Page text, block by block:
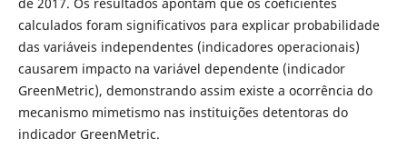
de 2017. Os resultados apontam que os coeficientes
calculados foram significativos para explicar probabilidade
das variáveis independentes (indicadores operacionais)
causarem impacto na variável dependente (indicador
GreenMetric), demonstrando assim existe a ocorrência do
mecanismo mimetismo nas instituições detentoras do
indicador GreenMetric.